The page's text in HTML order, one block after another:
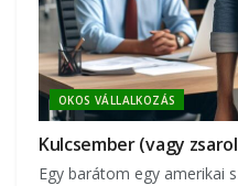
OKOS VÁLLALKOZÁS
Kulcsember (vagy
Egy barátom egy amerikai